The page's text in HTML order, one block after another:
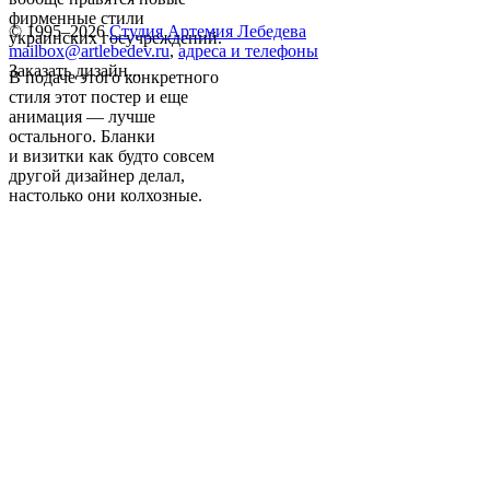
фирменные стили
украинских госучреждений.
В подаче этого конкретного
стиля этот постер и еще
анимация — лучше
остального. Бланки
и визитки как будто совсем
другой дизайнер делал,
настолько они колхозные.
© 1995–2026 Студия Артемия Лебедева
mailbox@artlebedev.ru, адреса и телефоны
Заказать дизайн...